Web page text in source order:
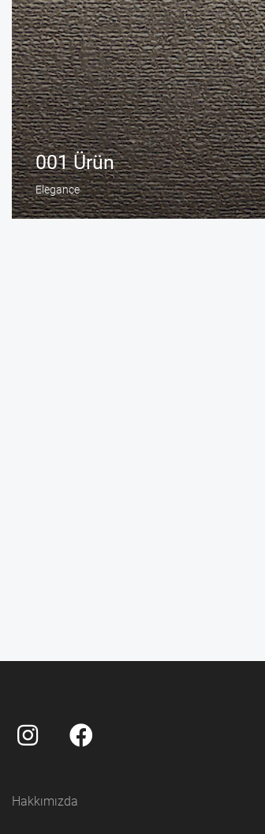
001 Ürün
Elegance
Hakkımızda